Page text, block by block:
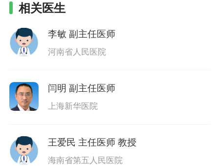
相关医生
李敏 副主任医师
河南省人民医院
闫明 副主任医师
上海新华医院
王爱民 主任医师 教授
海南省第五人民医院